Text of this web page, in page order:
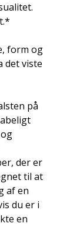
form og
det viste
på
der er
til at
af en
du er i
en